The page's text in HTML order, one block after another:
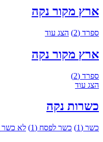
ארץ מקור נקה
ספרד (2) הצג עוד
ארץ מקור נקה
ספרד (2)
הצג עוד
כשרות נקה
כשר (1) כשר לפסח (1) לא כשר